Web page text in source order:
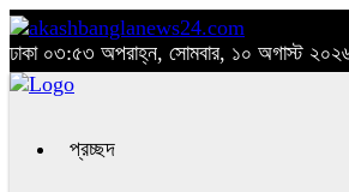
ঢাকা ০৩:৫৩ অপরাহ্ন, সোমবার, ১০ অগাস্ট
প্রচ্ছদ